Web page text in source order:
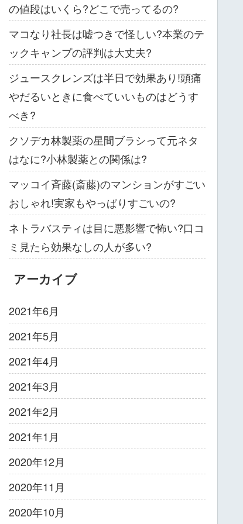
の値段はいくら?どこで売ってるの?
マコなり社長は嘘つきで怪しい?本業のテ
ックキャンプの評判は大丈夫?
ジュースクレンズは半日で効果あり!頭痛
やだるいときに食べていいものはどうす
べき?
クソデカ林製薬の星間ブラシって元ネタ
はなに?小林製薬との関係は?
マッコイ斉藤(斎藤)のマンションがすごい
おしゃれ!実家もやっぱりすごいの?
ネトラバスティは目に悪影響で怖い?口コ
ミ見たら効果なしの人が多い?
アーカイブ
2021年6月
2021年5月
2021年4月
2021年3月
2021年2月
2021年1月
2020年12月
2020年11月
2020年10月